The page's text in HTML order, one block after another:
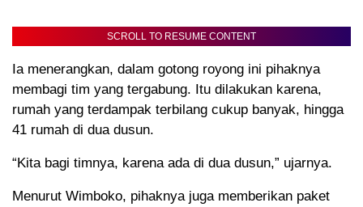
SCROLL TO RESUME CONTENT
Ia menerangkan, dalam gotong royong ini pihaknya
membagi tim yang tergabung. Itu dilakukan karena,
rumah yang terdampak terbilang cukup banyak, hingga
41 rumah di dua dusun.
“Kita bagi timnya, karena ada di dua dusun,” ujarnya.
Menurut Wimboko, pihaknya juga memberikan paket